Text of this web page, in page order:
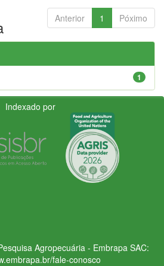
Anterior 1 Póximo
1
Indexado por
Agropecuária - Embrapa SAC:
fale-conosco